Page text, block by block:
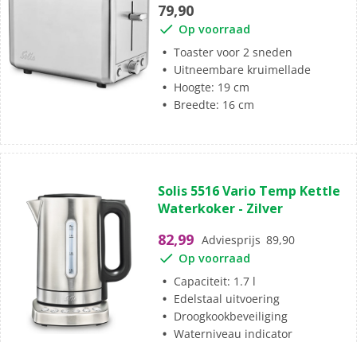
79,90
Op voorraad
Toaster voor 2 sneden
Uitneembare kruimellade
Hoogte: 19 cm
Breedte: 16 cm
Solis 5516 Vario Temp Kettle
Waterkoker - Zilver
82,99 Adviesprijs 89,90
Op voorraad
Capaciteit: 1.7 l
Edelstaal uitvoering
Droogkookbeveiliging
Waterniveau indicator